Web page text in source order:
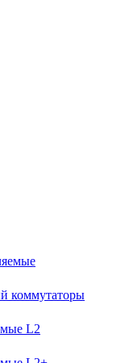
коммутаторы
L2